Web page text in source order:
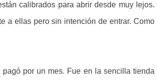
calibrados para abrir desde muy lejos.
a ellas pero sin intención de entrar. Como
por un mes. Fue en la sencilla tienda